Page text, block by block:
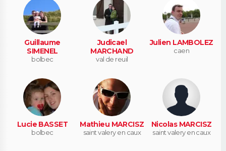
Guillaume
SIMENEL
bolbec
Judicael
MARCHAND
val de reuil
Julien LAMBOLEZ
caen
Lucie BASSET
bolbec
Mathieu MARCISZ
saint valery en caux
Nicolas MARCISZ
saint valery en caux